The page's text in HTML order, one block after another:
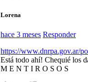
Lorena
hace 3 meses Responder
https://www.dnrpa.gov.ar/
Está todo ahí! Chequié los
M E N T I R O S O S